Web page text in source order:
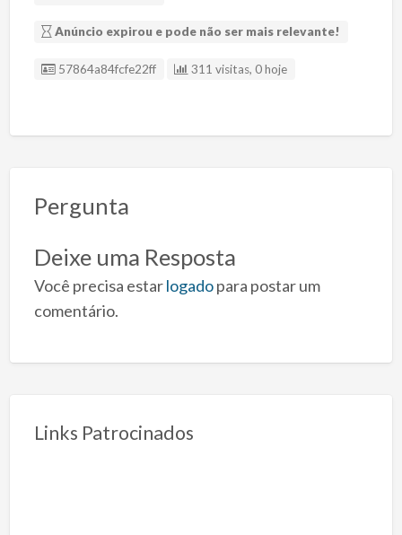
Anúncio expirou e pode não ser mais relevante!
ID Anúncio
57864a84fcfe22ff 311 visitas, 0 hoje
Pergunta
Deixe uma Resposta
Você precisa estarlogadopara postar um
comentário.
Links Patrocinados